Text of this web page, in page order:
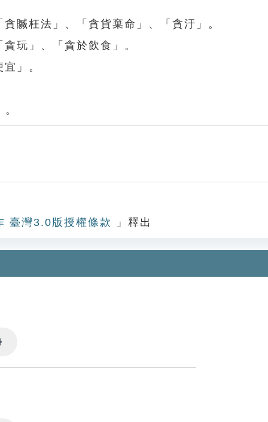
贓枉法」、「貪貨棄命」、「貪汙」。
玩」、「貪於飲食」。
」。
臺灣3.0版授權條款 」釋出